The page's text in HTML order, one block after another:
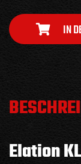
IN
Elation